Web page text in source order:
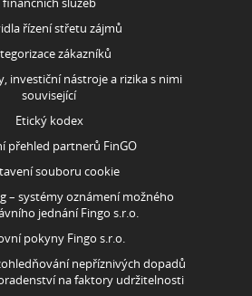
řízení střetu zájmů
zákazníků
investiční nástroje a rizika s nimi
související
Etický kodex
přehled partnerů FinGO
souboru cookie
– systémy oznámení možného
jednání Fingo s.r.o.
pokyny Fingo s.r.o.
nepříznivých dopadů
na faktory udržitelnosti